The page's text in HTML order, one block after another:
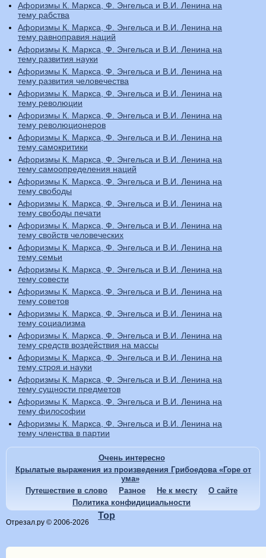
Афоризмы К. Маркса, Ф. Энгельса и В.И. Ленина на
тему рабства
Афоризмы К. Маркса, Ф. Энгельса и В.И. Ленина на
тему равноправия наций
Афоризмы К. Маркса, Ф. Энгельса и В.И. Ленина на
тему развития науки
Афоризмы К. Маркса, Ф. Энгельса и В.И. Ленина на
тему развития человечества
Афоризмы К. Маркса, Ф. Энгельса и В.И. Ленина на
тему революции
Афоризмы К. Маркса, Ф. Энгельса и В.И. Ленина на
тему революционеров
Афоризмы К. Маркса, Ф. Энгельса и В.И. Ленина на
тему самокритики
Афоризмы К. Маркса, Ф. Энгельса и В.И. Ленина на
тему самоопределения наций
Афоризмы К. Маркса, Ф. Энгельса и В.И. Ленина на
тему свободы
Афоризмы К. Маркса, Ф. Энгельса и В.И. Ленина на
тему свободы печати
Афоризмы К. Маркса, Ф. Энгельса и В.И. Ленина на
тему свойств человеческих
Афоризмы К. Маркса, Ф. Энгельса и В.И. Ленина на
тему семьи
Афоризмы К. Маркса, Ф. Энгельса и В.И. Ленина на
тему совести
Афоризмы К. Маркса, Ф. Энгельса и В.И. Ленина на
тему советов
Афоризмы К. Маркса, Ф. Энгельса и В.И. Ленина на
тему социализма
Афоризмы К. Маркса, Ф. Энгельса и В.И. Ленина на
тему средств воздействия на массы
Афоризмы К. Маркса, Ф. Энгельса и В.И. Ленина на
тему строя и науки
Афоризмы К. Маркса, Ф. Энгельса и В.И. Ленина на
тему сущности предметов
Афоризмы К. Маркса, Ф. Энгельса и В.И. Ленина на
тему философии
Афоризмы К. Маркса, Ф. Энгельса и В.И. Ленина на
тему членства в партии
Очень интересно
Крылатые выражения из произведения Грибоедова «Горе от
ума»
Путешествие в слово
Разное Не к месту
О сайте
Политика конфидициальности
Отрезал.ру © 2006-2026
Top